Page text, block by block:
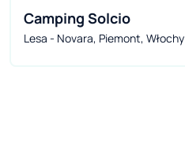
Camping Solcio
Lesa - Novara, Piemont, Włochy